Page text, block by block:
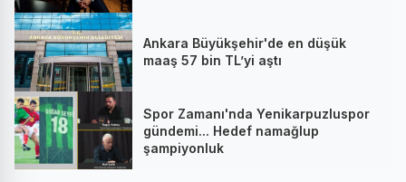
Ankara Büyükşehir'de en düşük
maaş 57 bin TL’yi aştı
Spor Zamanı'nda Yenikarpuzluspor
gündemi... Hedef namağlup
şampiyonluk